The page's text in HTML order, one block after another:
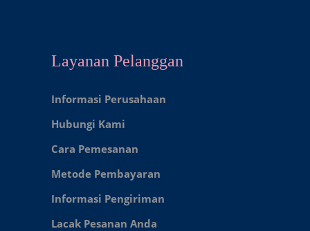
Layanan Pelanggan
Informasi Perusahaan
Hubungi Kami
Cara Pemesanan
Metode Pembayaran
Informasi Pengiriman
Lacak Pesanan Anda